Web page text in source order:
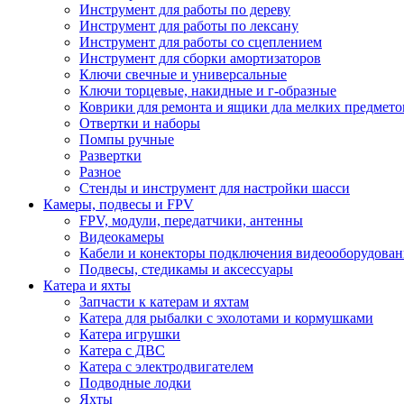
Инструмент для работы по дереву
Инструмент для работы по лексану
Инструмент для работы со сцеплением
Инструмент для сборки амортизаторов
Ключи свечные и универсальные
Ключи торцевые, накидные и г-образные
Коврики для ремонта и ящики дла мелких
Отвертки и наборы
Помпы ручные
Развертки
Разное
Стенды и инструмент для настройки шасси
Камеры, подвесы и FPV
FPV, модули, передатчики, антенны
Видеокамеры
Кабели и конекторы подключения
Подвесы, стедикамы и аксессуары
Катера и яхты
Запчасти к катерам и яхтам
Катера для рыбалки с эхолотами и кормушками
Катера игрушки
Катера с ДВС
Катера с электродвигателем
Подводные лодки
Яхты